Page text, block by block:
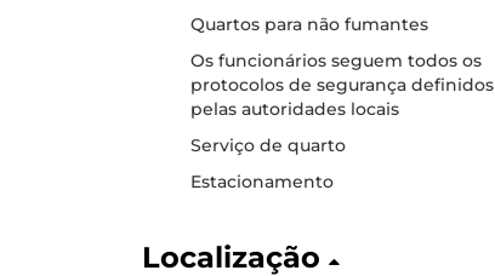
Quartos para não fumantes
Os funcionários seguem todos os
protocolos de segurança definidos
pelas autoridades locais
Serviço de quarto
Estacionamento
Localização